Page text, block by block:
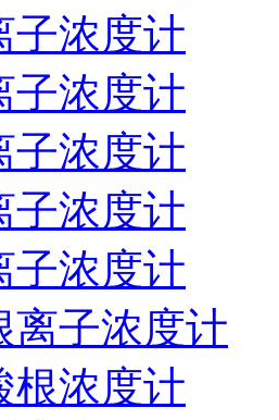
子浓度计
子浓度计
子浓度计
子浓度计
子浓度计
离子浓度计
根浓度计